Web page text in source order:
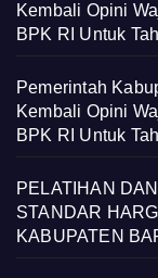
Kembali Opini
BPK RI Untuk
Pemerintah
Kembali Opini
BPK RI Untuk
PELATIHAN
STANDAR
KABUPATEN